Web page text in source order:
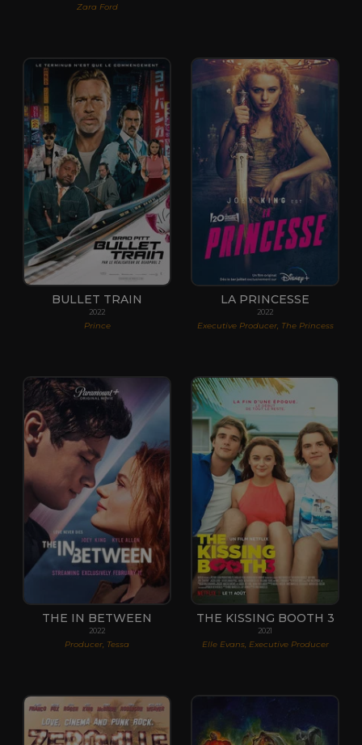
Zara Ford
BULLET TRAIN
2022
Prince
LA PRINCESSE
2022
Executive Producer, The Princess
THE IN BETWEEN
2022
Producer, Tessa
THE KISSING BOOTH 3
2021
Elle Evans, Executive Producer